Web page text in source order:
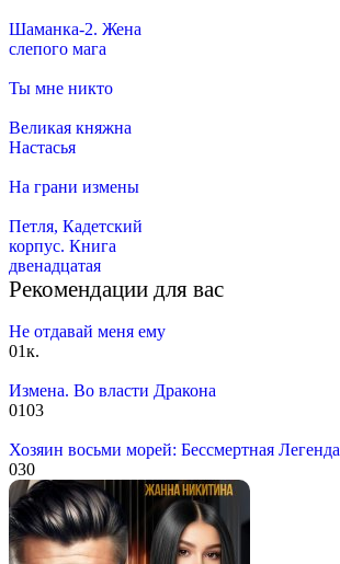
Шаманка-2. Жена
слепого мага
Ты мне никто
Великая княжна
Настасья
На грани измены
Петля, Кадетский
корпус. Книга
двенадцатая
Рекомендации для вас
Не отдавай меня ему
01к.
Измена. Во власти Дракона
0103
Хозяин восьми морей: Бессмертная Легенда
030